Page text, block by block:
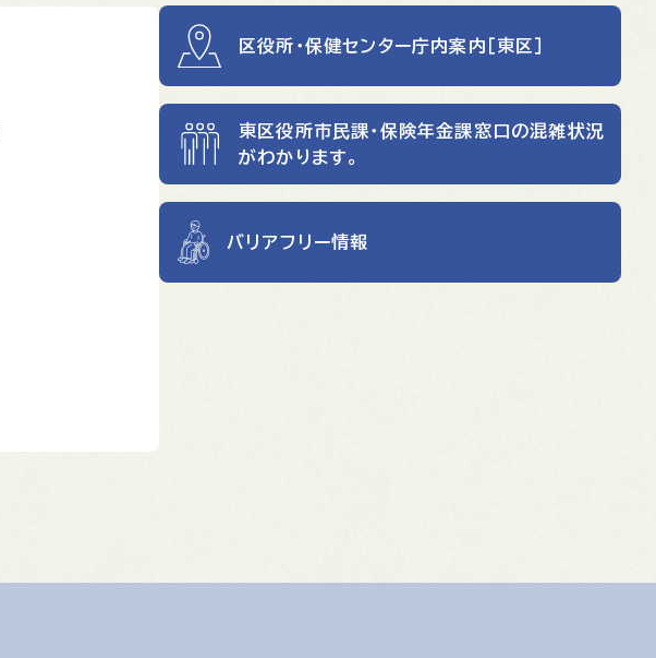
区役所・保健センター庁内案内［東区］
東区役所市民課・保険年金課窓口の混雑状況
がわかります。
バリアフリー情報